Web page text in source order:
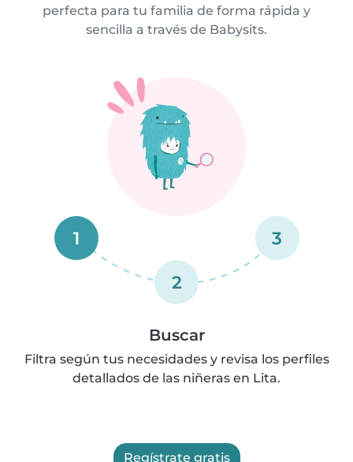
perfecta para tu familia de forma rápida y
sencilla a través de Babysits.
1
2
3
Buscar
Filtra según tus necesidades y revisa los perfiles
detallados de las niñeras en Lita.
Regístrate gratis